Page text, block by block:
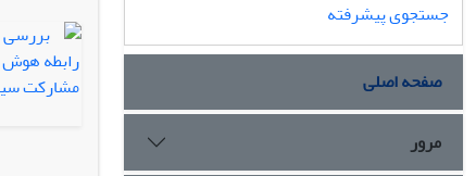
جستجوی پیشرفته
صفحه اصلی
مرور